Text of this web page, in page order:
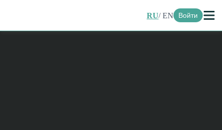
RU EN Войти